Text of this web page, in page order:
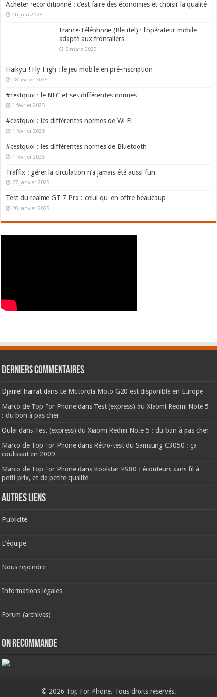
Acheter reconditionné : c’est faire des économies et choisir la qualité
10 juin 2025
France-Téléphone (Bleutel) : l’opérateur mobile
adapté aux frontaliers
5 mars 2025
Haikyu ! Fly High : le jeu mobile en pré-inscription
18 février 2025
#cestquoi : le NFC et ses différentes normes
1 février 2025
#cestquoi : les différentes normes de Wi-Fi
1 février 2025
#cestquoi : les différentes normes de Bluetooth
1 février 2025
Traffix : gérer la circulation n’a jamais été aussi fun
27 janvier 2025
Test du realme GT 7 Pro : celui qui en offre beaucoup
20 janvier 2025
Derniers commentaires
Djamel harrat dans Le Motorola Moto G20 est disponible en Europe
Marco de Top For Phone dans Test (express) du Xiaomi Redmi Note 5
: du bon à pas cher
Oulaïdans Test (express) du Xiaomi Redmi Note 5 : du bon à pas cher
Marco de Top For Phone dans Rétro-test du Samsung C3050 : ça
coulissait en 2009
Marco de Top For Phone dans Koolstar KS80 : écouteurs sans fil à
petit prix, et de petite qualité
AUTRES LIENS
Publicité
L'équipe
Nous rejoindre
Informations légales
Forum (archives)
ON RECOMMANDE
© 2026 Top For Phone. Tous droits réservés.